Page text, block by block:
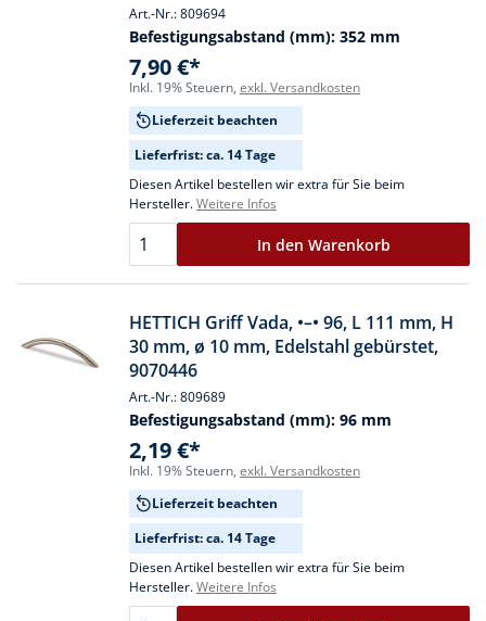
Art.-Nr.: 809694
Befestigungsabstand (mm): 352 mm
7,90 €*
Inkl. 19% Steuern, exkl. Versandkosten
Lieferzeit beachten
Lieferfrist: ca. 14 Tage
Diesen Artikel bestellen wir extra für Sie beim
Hersteller.Weitere Infos
In den Warenkorb
HETTICH Griff Vada, •–• 96, L 111 mm, H
30 mm, ø 10 mm, Edelstahl gebürstet,
9070446
Art.-Nr.: 809689
Befestigungsabstand (mm): 96 mm
2,19 €*
Inkl. 19% Steuern, exkl. Versandkosten
Lieferzeit beachten
Lieferfrist: ca. 14 Tage
Diesen Artikel bestellen wir extra für Sie beim
Hersteller.Weitere Infos